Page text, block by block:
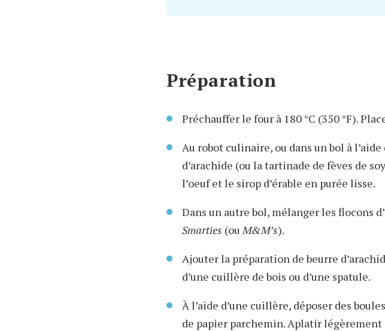
Préparation
Préchauffer le four à 180 °C (350 °F).
Au robot culinaire, ou dans un bol à
d’arachide (ou la tartinade de fèves de
l’oeuf et le sirop d’érable en purée lisse.
Dans un autre bol, mélanger les flocons
Smarties (ouM&M’s).
Ajouter la préparation de beurre
d’une cuillère de bois ou d’une spatule.
À l’aide d’une cuillère, déposer des
de papier parchemin. Aplatir